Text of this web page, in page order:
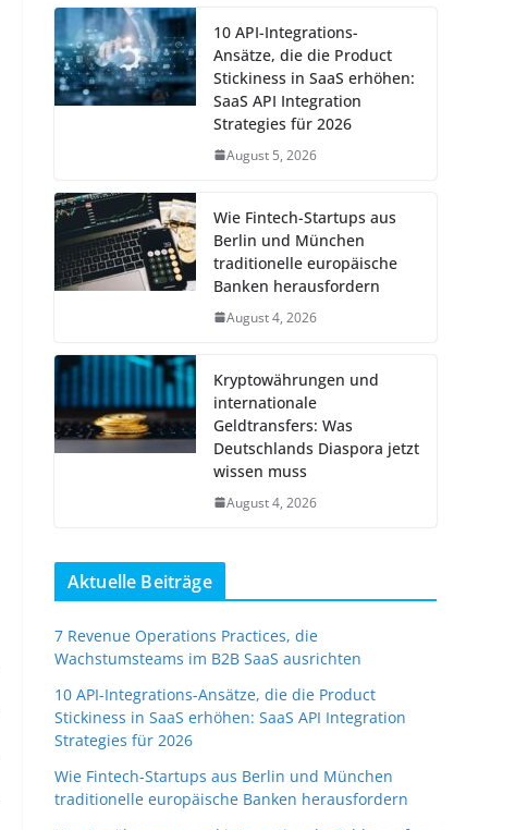
10 API-Integrations-
Ansätze, die die Product
Stickiness in SaaS erhöhen:
SaaS API Integration
Strategies für 2026
August 5, 2026
Wie Fintech-Startups aus
Berlin und München
traditionelle europäische
Banken herausfordern
August 4, 2026
Kryptowährungen und
internationale
Geldtransfers: Was
Deutschlands Diaspora jetzt
wissen muss
August 4, 2026
Aktuelle Beiträge
7 Revenue Operations Practices, die
Wachstumsteams im B2B SaaS ausrichten
10 API-Integrations-Ansätze, die die Product
Stickiness in SaaS erhöhen: SaaS API Integration
Strategies für 2026
Wie Fintech-Startups aus Berlin und München
traditionelle europäische Banken herausfordern